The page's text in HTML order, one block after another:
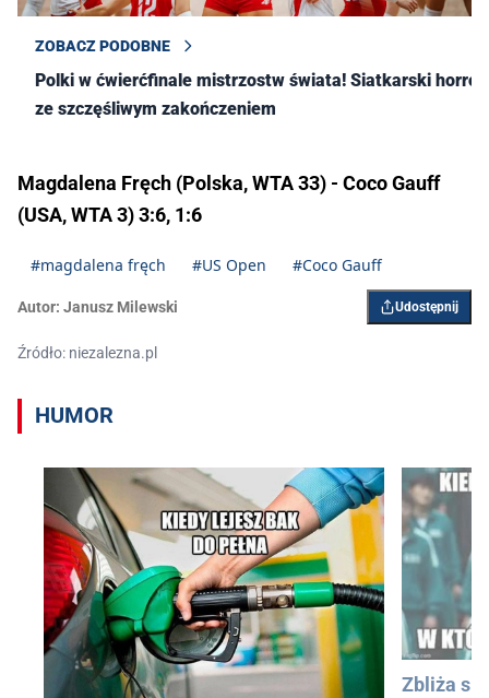
ZOBACZ PODOBNE
Polki w ćwierćfinale mistrzostw świata! Siatkarski horror
ze szczęśliwym zakończeniem
Magdalena Fręch (Polska, WTA 33) - Coco Gauff
(USA, WTA 3) 3:6, 1:6
#magdalena fręch #US Open #Coco Gauff
Autor: Janusz Milewski Udostępnij
Źródło: niezalezna.pl
HUMOR
Zbliża się